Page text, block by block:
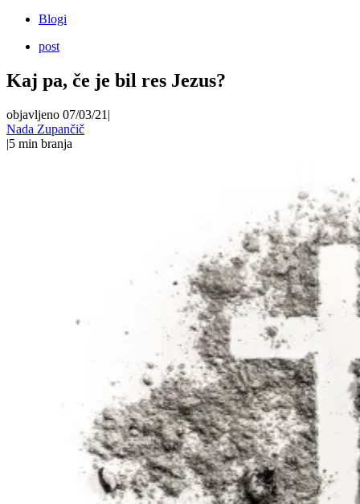
Blogi
post
Kaj pa, če je bil res Jezus?
objavljeno 07/03/21 |
Nada Zupančič
|5 min branja